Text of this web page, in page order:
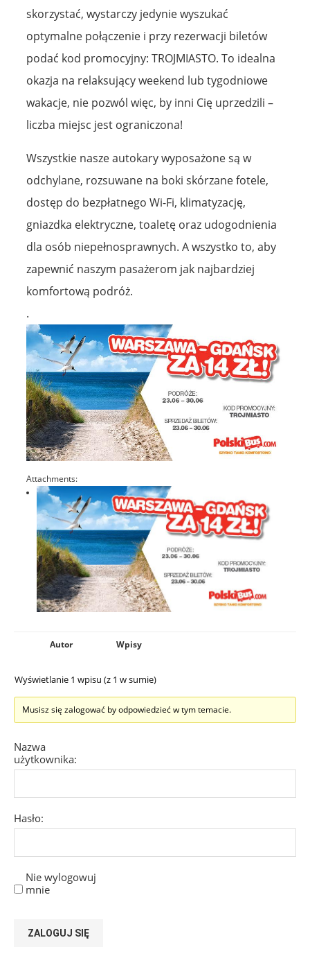
skorzystać, wystarczy jedynie wyszukać
optymalne połączenie i przy rezerwacji biletów
podać kod promocyjny: TROJMIASTO. To idealna
okazja na relaksujący weekend lub tygodniowe
wakacje, nie pozwól więc, by inni Cię uprzedzili –
liczba miejsc jest ograniczona!
Wszystkie nasze autokary wyposażone są w
odchylane, rozsuwane na boki skórzane fotele,
dostęp do bezpłatnego Wi-Fi, klimatyzację,
gniazdka elektryczne, toaletę oraz udogodnienia
dla osób niepełnosprawnych. A wszystko to, aby
zapewnić naszym pasażerom jak najbardziej
komfortową podróż.
.
Attachments:
Autor Wpisy
Wyświetlanie 1 wpisu (z 1 w sumie)
Musisz się zalogować by odpowiedzieć w tym temacie.
Nazwa
użytkownika:
Hasło:
Nie wylogowuj
mnie
ZALOGUJ SIĘ